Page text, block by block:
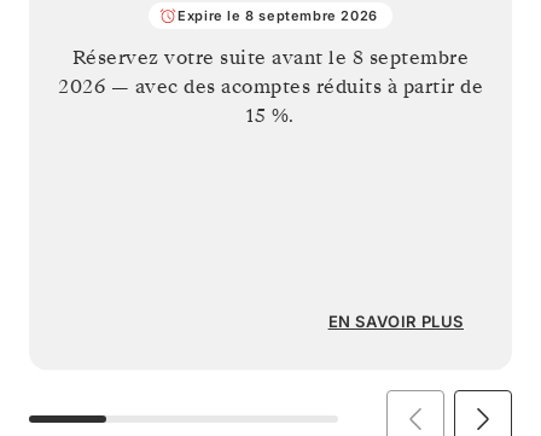
Expire le 8 septembre 2026
Réservez votre suite avant le 8 septembre
2026 — avec des acomptes réduits à partir de
15 %.
EN SAVOIR PLUS